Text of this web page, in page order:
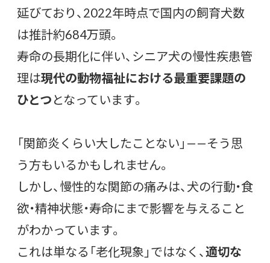
延びており、2022年時点で国内の飼育犬数
は推計約684万頭。
寿命の長期化に伴い、シニア犬の慢性疾患管
理は現代の動物福祉における最重要課題の
ひとつとなっています。
「関節炎くらい大したことない」——そう思
う方もいるかもしれません。
しかし、慢性的な関節の痛みは、犬の行動・食
欲・精神状態・寿命にまで影響を与えること
がわかっています。
これは単なる「老化現象」ではなく、適切な